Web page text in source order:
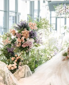
그랜드엠버서더